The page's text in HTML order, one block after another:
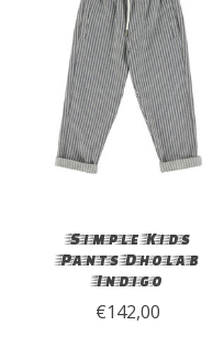
Simple Kids
Pants Dholab
Indigo
€142,00